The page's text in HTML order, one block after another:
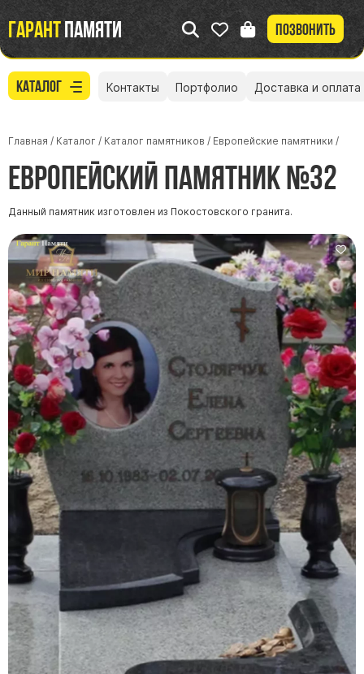
Гарантпамяти Позвонить
Каталог
Участникам СВО
Памятники из гранита
Памятники из мрамора
Элитные памятники
Резные памятники
Мемориальные комплексы
Памятники с полноформатным фото
Склеп
Cкульптуры ангел
Детские памятники
Памятники Мусульманские
Памятники Армянские
Европейские памятники
Контакты Портфолио Доставка и оплата
Главная / Каталог / Каталог памятников / Европейские памятники /
Европейский памятник №32
Данный памятник изготовлен из Покостовского гранита.